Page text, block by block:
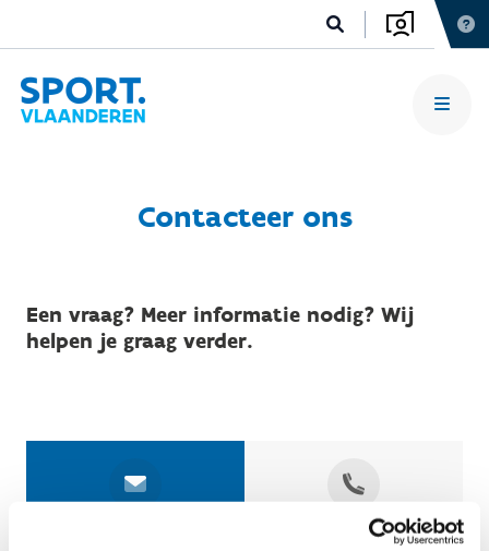
Contacteer ons
Een vraag? Meer informatie nodig? Wij
helpen je graag verder.